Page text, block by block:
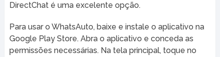
DirectChat é uma excelente opção.
Para usar o WhatsAuto, baixe e instale o aplicativo na
Google Play Store. Abra o aplicativo e conceda as
permissões necessárias. Na tela principal, toque no